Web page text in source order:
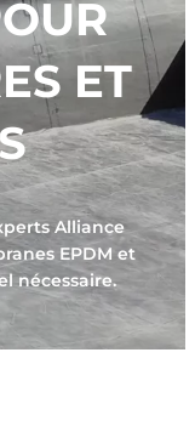
ET
Alliance
EPDM et
nécessaire.